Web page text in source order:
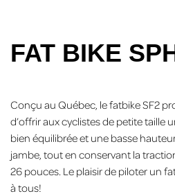
FAT BIKE
Conçu au Québec, le fatbike SF2
d’offrir aux cyclistes de petite taille
bien équilibrée et une basse
jambe, tout en conservant la
26 pouces. Le plaisir de piloter un
à tous!